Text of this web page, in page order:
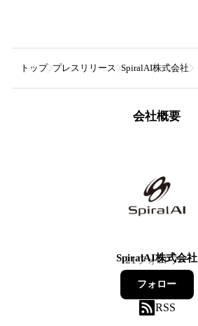
トップ プレスリリース SpiralAI株式会社
会社概要
SpiralAI株式会社
21フォロワー
フォロー
RSS